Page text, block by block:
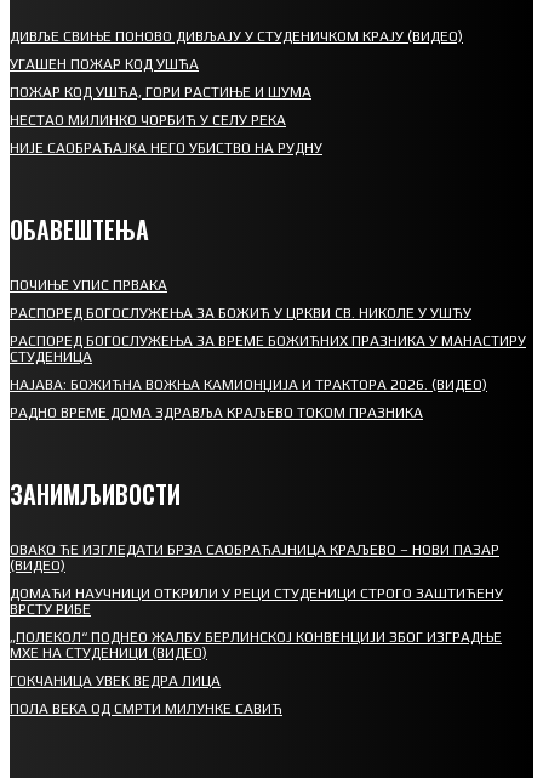
ДИВЉЕ СВИЊЕ ПОНОВО ДИВЉАЈУ У СТУДЕНИЧКОМ КРАЈУ (ВИДЕО)
УГАШЕН ПОЖАР КОД УШЋА
ПОЖАР КОД УШЋА, ГОРИ РАСТИЊЕ И ШУМА
НЕСТАО МИЛИНКО ЧОРБИЋ У СЕЛУ РЕКА
НИЈЕ САОБРАЋАЈКА НЕГО УБИСТВО НА РУДНУ
ОБАВЕШТЕЊА
ПОЧИЊЕ УПИС ПРВАКА
РАСПОРЕД БОГОСЛУЖЕЊА ЗА БОЖИЋ У ЦРКВИ СВ. НИКОЛЕ У УШЋУ
РАСПОРЕД БОГОСЛУЖЕЊА ЗА ВРЕМЕ БОЖИЋНИХ ПРАЗНИКА У МАНАСТИРУ
СТУДЕНИЦА
НАЈАВА: БОЖИЋНА ВОЖЊА КАМИОНЏИЈА И ТРАКТОРА 2026. (ВИДЕО)
РАДНО ВРЕМЕ ДОМА ЗДРАВЉА КРАЉЕВО ТОКОМ ПРАЗНИКА
ЗАНИМЉИВОСТИ
ОВАКО ЋЕ ИЗГЛЕДАТИ БРЗА САОБРАЋАЈНИЦА КРАЉЕВО – НОВИ ПАЗАР
(ВИДЕО)
ДОМАЋИ НАУЧНИЦИ ОТКРИЛИ У РЕЦИ СТУДЕНИЦИ СТРОГО ЗАШТИЋЕНУ
ВРСТУ РИБЕ
„ПОЛЕКОЛ“ ПОДНЕО ЖАЛБУ БЕРЛИНСКОЈ КОНВЕНЦИЈИ ЗБОГ ИЗГРАДЊЕ
МХЕ НА СТУДЕНИЦИ (ВИДЕО)
ГОКЧАНИЦА УВЕК ВЕДРА ЛИЦА
ПОЛА ВЕКА ОД СМРТИ МИЛУНКЕ САВИЋ